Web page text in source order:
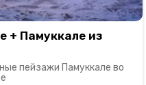
+ Памуккале из
пейзажи Памуккале во